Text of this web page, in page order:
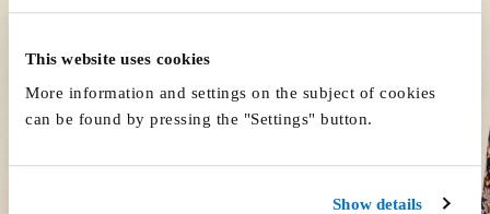
This website uses cookies
More information and settings on the subject of cookies
can be found by pressing the "Settings" button.
Show details